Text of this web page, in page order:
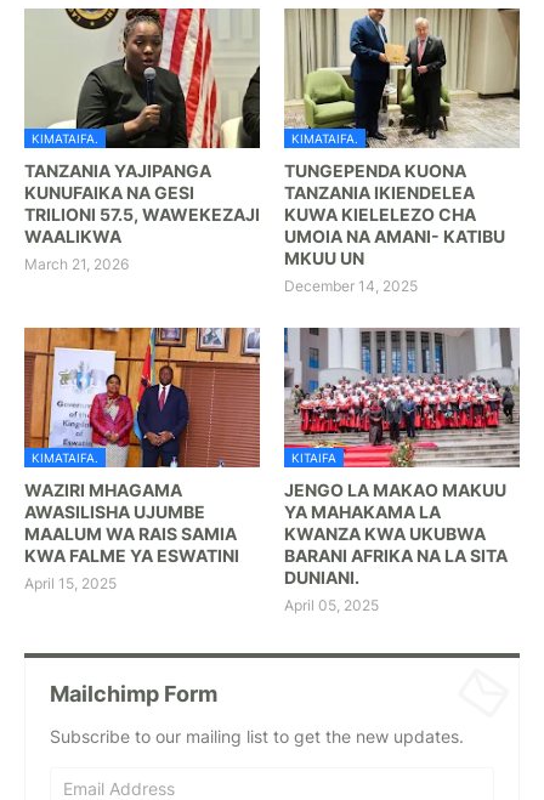
KIMATAIFA.
TANZANIA YAJIPANGA
KUNUFAIKA NA GESI
TRILIONI 57.5, WAWEKEZAJI
WAALIKWA
March 21, 2026
KIMATAIFA.
TUNGEPENDA KUONA
TANZANIA IKIENDELEA
KUWA KIELELEZO CHA
UMOIA NA AMANI- KATIBU
MKUU UN
December 14, 2025
KIMATAIFA.
WAZIRI MHAGAMA
AWASILISHA UJUMBE
MAALUM WA RAIS SAMIA
KWA FALME YA ESWATINI
April 15, 2025
KITAIFA
JENGO LA MAKAO MAKUU
YA MAHAKAMA LA
KWANZA KWA UKUBWA
BARANI AFRIKA NA LA SITA
DUNIANI.
April 05, 2025
Mailchimp Form
Subscribe to our mailing list to get the new updates.